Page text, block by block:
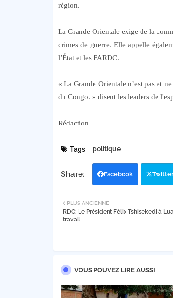
région.
La Grande Orientale exige de la
crimes de guerre. Elle appelle
l’État et les FARDC.
« La Grande Orientale n’est pas et
du Congo. » disent les leaders de
Rédaction.
Tags politique
Facebook Twitter
PLUS ANCIENNE
RDC: Le Président Félix Tshisekedi à
travail
VOUS POUVEZ LIRE AUSSI